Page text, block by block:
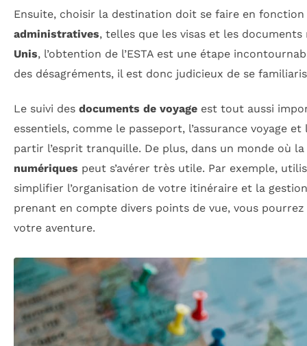
Ensuite, choisir la destination doit se faire en
administratives, telles que les visas et les
Unis, l’obtention de l’ESTA est une étape
des désagréments, il est donc judicieux de se
Le suivi des documents de voyage est tout aussi
essentiels, comme le passeport, l’assurance voyage
partir l’esprit tranquille. De plus, dans un monde où
numériques peut s’avérer très utile. Par exemple,
simplifier l’organisation de votre itinéraire et la
prenant en compte divers points de vue, vous
votre aventure.